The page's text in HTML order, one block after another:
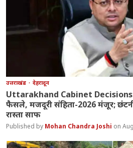
उत्तराखंड देहरादून
Uttarakhand Cabinet
फैसले, मजदूरी संहिता-2026 मंजूर; छंटनी
रास्ता साफ
Mohan Chandra Joshi